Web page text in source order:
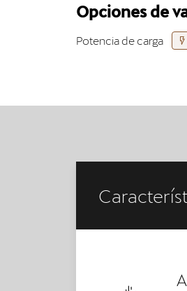
Opciones de
Potencia de carga